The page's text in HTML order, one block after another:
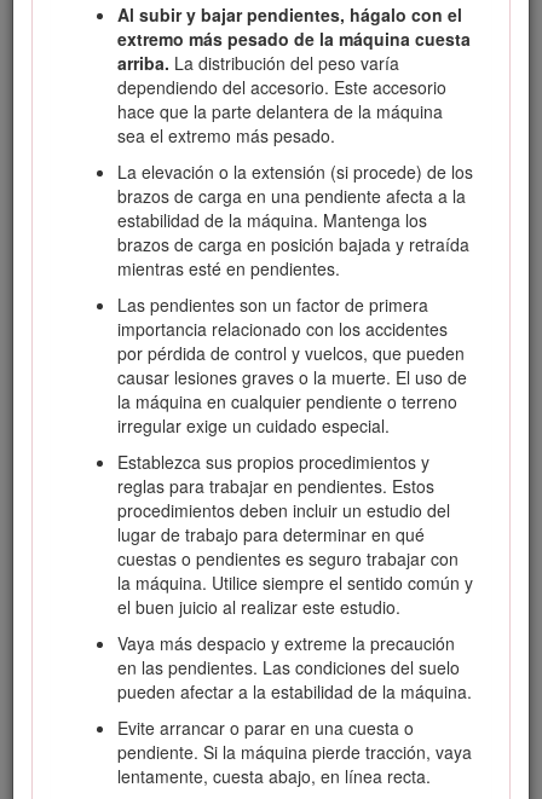
Al subir y bajar pendientes, hágalo con el
extremo más pesado de la máquina cuesta
arriba. La distribución del peso varía
dependiendo del accesorio. Este accesorio
hace que la parte delantera de la máquina
sea el extremo más pesado.
La elevación o la extensión (si procede) de los
brazos de carga en una pendiente afecta a la
estabilidad de la máquina. Mantenga los
brazos de carga en posición bajada y retraída
mientras esté en pendientes.
Las pendientes son un factor de primera
importancia relacionado con los accidentes
por pérdida de control y vuelcos, que pueden
causar lesiones graves o la muerte. El uso de
la máquina en cualquier pendiente o terreno
irregular exige un cuidado especial.
Establezca sus propios procedimientos y
reglas para trabajar en pendientes. Estos
procedimientos deben incluir un estudio del
lugar de trabajo para determinar en qué
cuestas o pendientes es seguro trabajar con
la máquina. Utilice siempre el sentido común y
el buen juicio al realizar este estudio.
Vaya más despacio y extreme la precaución
en las pendientes. Las condiciones del suelo
pueden afectar a la estabilidad de la máquina.
Evite arrancar o parar en una cuesta o
pendiente. Si la máquina pierde tracción, vaya
lentamente, cuesta abajo, en línea recta.
Advertencia
CALIFORNIA
Advertencia de la Propuesta 65
El uso de este producto puede provocar la exposición a
sustancias químicas que el Estado de California
considera causantes de cáncer, defectos congénitos u
otros trastornos del sistema reproductor.
Seguridad
Peligro
Puede haber conducciones de servicios enterradas en
la zona de trabajo. Si se perforan, pueden causar
descargas eléctricas o explosiones.
Marque las áreas de la zona de trabajo que contienen
tendidos enterrados, y no excave en las zonas
marcadas. Póngase en contacto con su servicio de
marcado local o con su compañía de electricidad/agua,
etc., para que marquen la finca (por ejemplo, en
Estados Unidos, llame al 811, o en Australia, llame al
1100 para contactar con el servicio de marcado
nacional).